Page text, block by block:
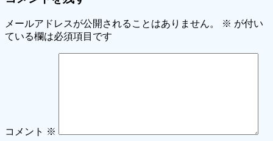
メールアドレスが公開されることはありません。 ※ が付い
ている欄は必須項目です
コメント ※